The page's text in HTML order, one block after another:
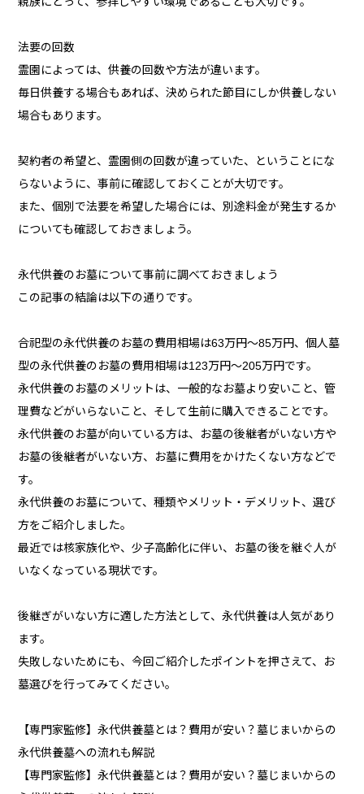
法要の回数
霊園によっては、供養の回数や方法が違います。
毎日供養する場合もあれば、決められた節目にしか供養しない
場合もあります。
契約者の希望と、霊園側の回数が違っていた、ということにな
らないように、事前に確認しておくことが大切です。
また、個別で法要を希望した場合には、別途料金が発生するか
についても確認しておきましょう。
永代供養のお墓について事前に調べておきましょう
この記事の結論は以下の通りです。
合祀型の永代供養のお墓の費用相場は63万円～85万円、個人墓
型の永代供養のお墓の費用相場は123万円～205万円です。
永代供養のお墓のメリットは、一般的なお墓より安いこと、管
理費などがいらないこと、そして生前に購入できることです。
永代供養のお墓が向いている方は、お墓の後継者がいない方や
お墓の後継者がいない方、お墓に費用をかけたくない方などで
す。
永代供養のお墓について、種類やメリット・デメリット、選び
方をご紹介しました。
最近では核家族化や、少子高齢化に伴い、お墓の後を継ぐ人が
いなくなっている現状です。
後継ぎがいない方に適した方法として、永代供養は人気があり
ます。
失敗しないためにも、今回ご紹介したポイントを押さえて、お
墓選びを行ってみてください。
【専門家監修】永代供養墓とは？費用が安い？墓じまいからの
永代供養墓への流れも解説
【専門家監修】永代供養墓とは？費用が安い？墓じまいからの